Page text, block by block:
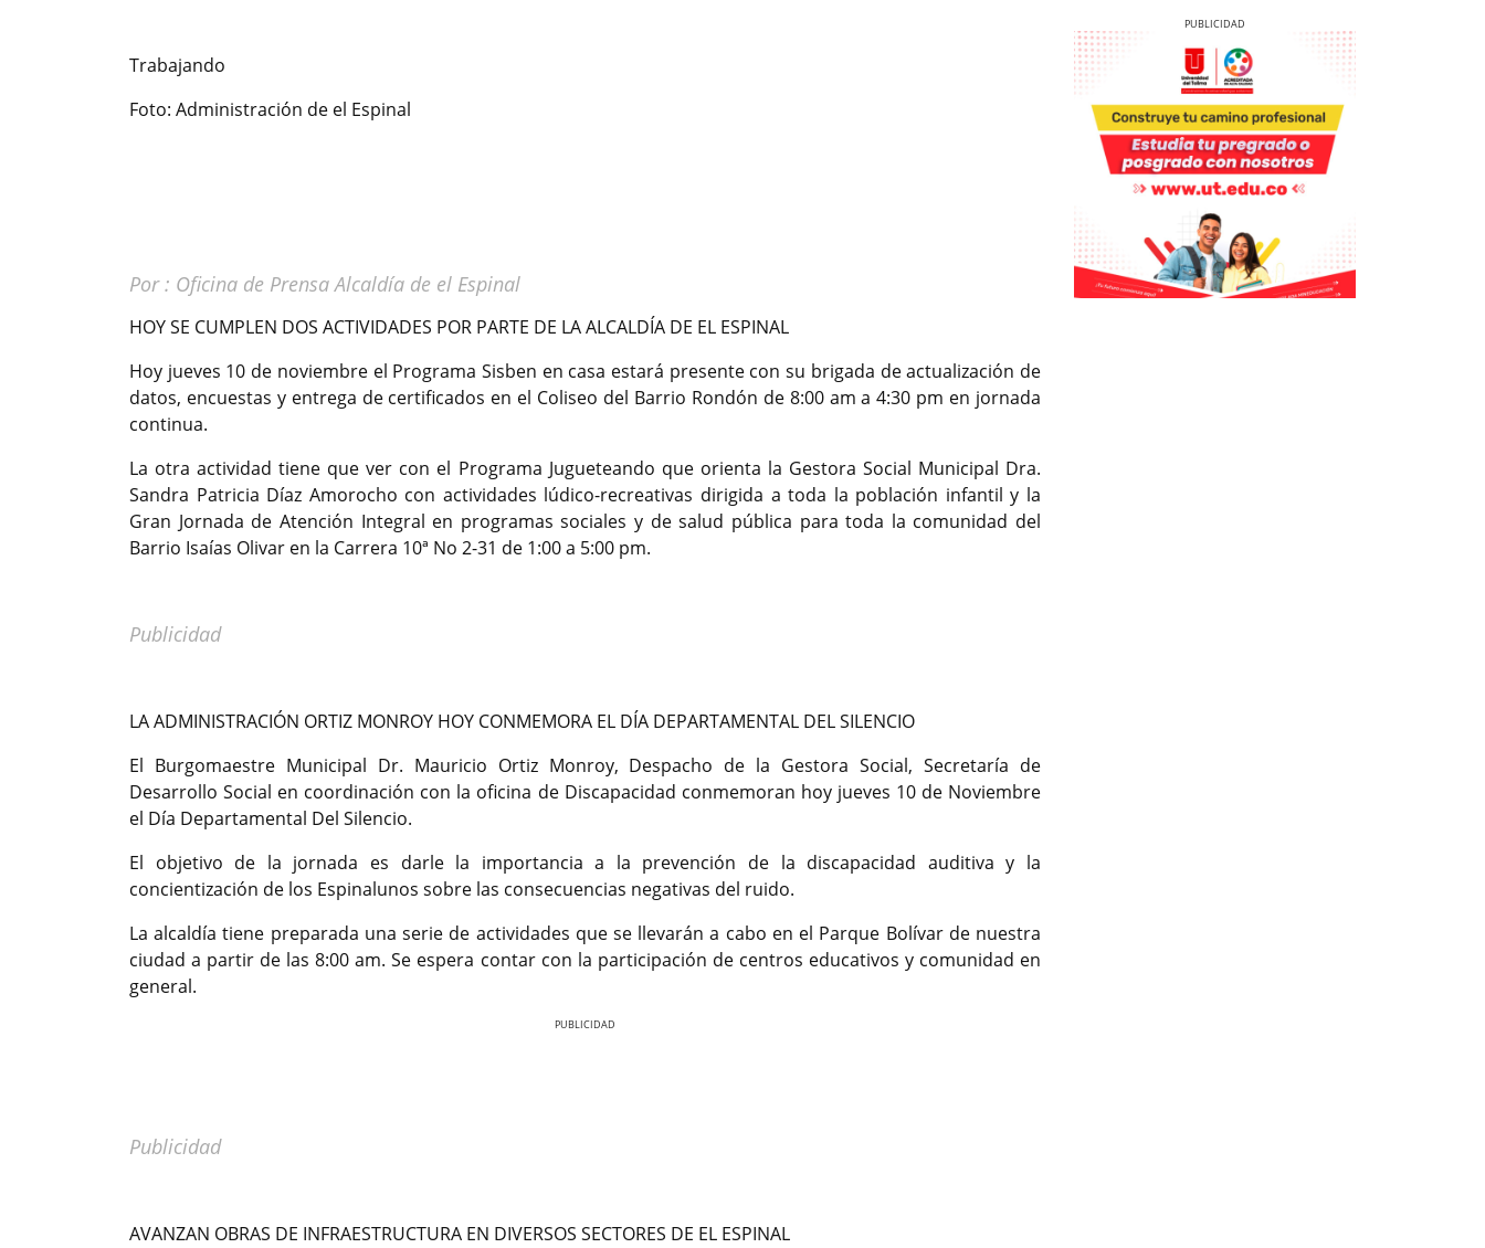
Trabajando
Foto: Administración de el Espinal
Por : Oficina de Prensa Alcaldía de el Espinal
HOY SE CUMPLEN DOS ACTIVIDADES POR PARTE DE LA ALCALDÍA DE EL ESPINAL
Hoy jueves 10 de noviembre el Programa Sisben en casa estará presente con su brigada de actualización de
datos, encuestas y entrega de certificados en el Coliseo del Barrio Rondón de 8:00 am a 4:30 pm en jornada
continua.
La otra actividad tiene que ver con el Programa Jugueteando que orienta la Gestora Social Municipal Dra.
Sandra Patricia Díaz Amorocho con actividades lúdico-recreativas dirigida a toda la población infantil y la
Gran Jornada de Atención Integral en programas sociales y de salud pública para toda la comunidad del
Barrio Isaías Olivar en la Carrera 10ª No 2-31 de 1:00 a 5:00 pm.
Publicidad
LA ADMINISTRACIÓN ORTIZ MONROY HOY CONMEMORA EL DÍA DEPARTAMENTAL DEL SILENCIO
El Burgomaestre Municipal Dr. Mauricio Ortiz Monroy, Despacho de la Gestora Social, Secretaría de
Desarrollo Social en coordinación con la oficina de Discapacidad conmemoran hoy jueves 10 de Noviembre
el Día Departamental Del Silencio.
El objetivo de la jornada es darle la importancia a la prevención de la discapacidad auditiva y la
concientización de los Espinalunos sobre las consecuencias negativas del ruido.
La alcaldía tiene preparada una serie de actividades que se llevarán a cabo en el Parque Bolívar de nuestra
ciudad a partir de las 8:00 am. Se espera contar con la participación de centros educativos y comunidad en
general.
Publicidad
AVANZAN OBRAS DE INFRAESTRUCTURA EN DIVERSOS SECTORES DE EL ESPINAL
Previous